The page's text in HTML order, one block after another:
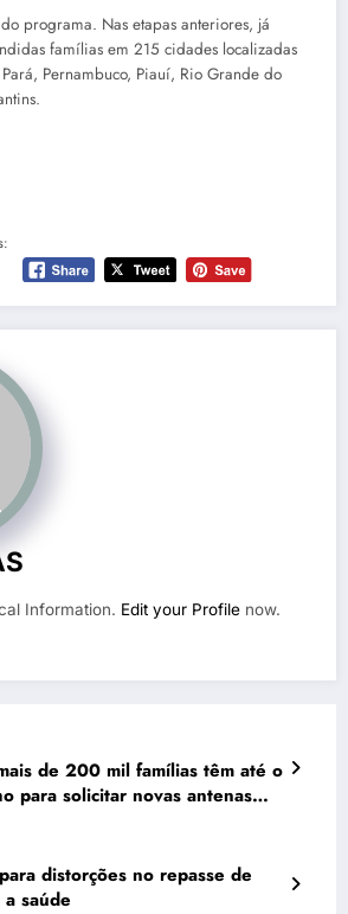
programa. Nas etapas anteriores, já
famílias em 215 cidades localizadas
Pernambuco, Piauí, Rio Grande do
Information. Edit your Profile now.
de 200 mil famílias têm até o
para solicitar novas antenas
distorções no repasse de
saúde